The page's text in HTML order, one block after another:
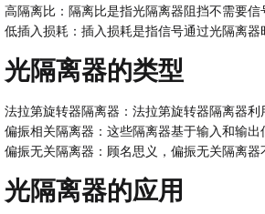
高隔离比：隔离比是指光隔离器阻挡不需要
低插入损耗：插入损耗是指信号通过光隔离
光隔离器的类型
法拉第旋转器隔离器：法拉第旋转器隔离器
偏振相关隔离器：这些隔离器基于输入和输
偏振无关隔离器：顾名思义，偏振无关隔离
光隔离器的应用